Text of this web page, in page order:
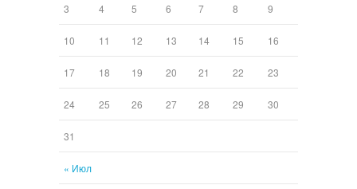
« Июл
3 4 5 6 7 8 9
10 11 12 13 14 15 16
17 18 19 20 21 22 23
24 25 26 27 28 29 30
31